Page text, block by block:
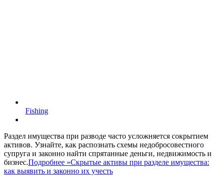
Fishing
Раздел имущества при разводе часто усложняется сокрытием
активов. Узнайте, как распознать схемы недобросовестного
супруга и законно найти спрятанные деньги, недвижимость и
бизнес.Подробнее »Скрытые активы при разделе имущества:
как выявить и законно их учесть